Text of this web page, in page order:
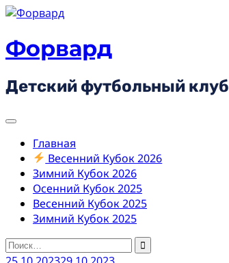
Skip
content
Форвард
Детский футбольный клуб
Главная
Весенний Кубок 2026
Зимний Кубок 2026
Осенний Кубок 2025
Весенний Кубок 2025
Зимний Кубок 2025
Найти: